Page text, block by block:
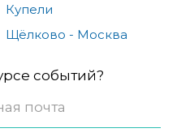
Купели
Щёлково - Москва
событий?